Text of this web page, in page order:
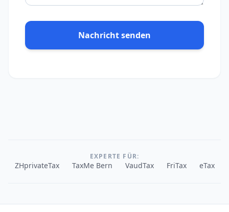
Nachricht senden
EXPERTE FÜR:
ZHprivateTax TaxMe Bern VaudTax FriTax eTax